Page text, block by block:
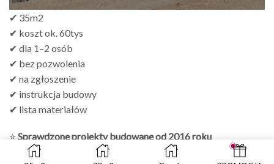
✔ 35m2
✔ koszt ok. 60tys
✔ dla 1–2 osób
✔ bez pozwolenia
✔ na zgłoszenie
✔ instrukcja budowy
✔ lista materiałów
⭐ Sprawdzone projekty budowane od 2016 roku